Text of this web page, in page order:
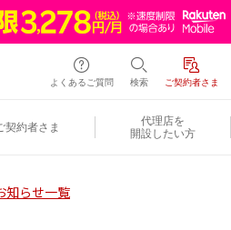
よくあるご質問 検索 ご契約者さま
契約者さま
代理店を
開設したい方
知らせ一覧